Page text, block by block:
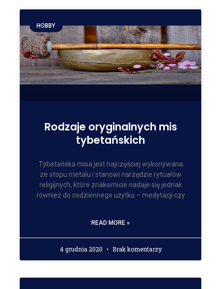
HOBBY
Rodzaje oryginalnych mis
tybetańskich
Tybetańska misa jest najczęściej wykonywana
ze stopu metalu i stanowi narzędzie rytuałów
religijnych, które znakomicie nadaje się jednak
również do codziennego użytku – medytacji czy
READ MORE »
4 grudnia 2020 Brak komentarzy